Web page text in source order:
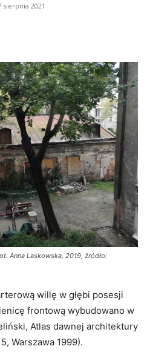
sierpnia 2021
Anna Laskowska, 2019, źródło:
willę w głębi posesji
frontową wybudowano w
Atlas dawnej architektury
Warszawa 1999).